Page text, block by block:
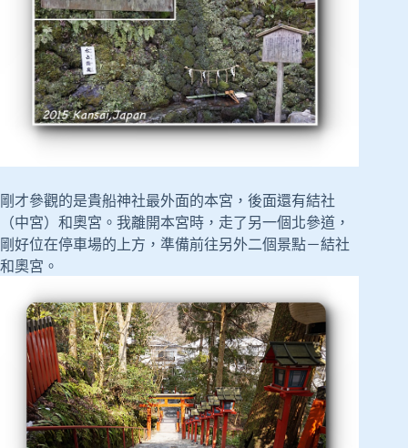
剛才參觀的是貴船神社最外面的本宮，後面還有結社
（中宮）和奧宮。我離開本宮時，走了另一個北參道，
剛好位在停車場的上方，準備前往另外二個景點－結社
和奧宮。